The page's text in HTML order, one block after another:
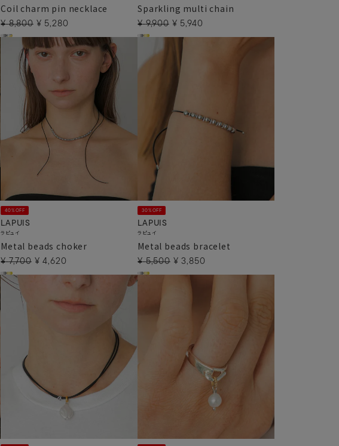
Coil charm pin necklace
¥ 8,800 ¥ 5,280
Sparkling multi chain
¥ 9,900 ¥ 5,940
40%OFF
LAPUIS
ラピュイ
Metal beads choker
¥ 7,700 ¥ 4,620
30%OFF
LAPUIS
ラピュイ
Metal beads bracelet
¥ 5,500 ¥ 3,850